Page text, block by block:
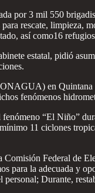
por 3 mil 550
rescate,
así como16
estatal, pidió
en Quintana
fenómenos
“El Niño”
11 ciclones
Comisión Federal de
para la adecuada y
Durante,